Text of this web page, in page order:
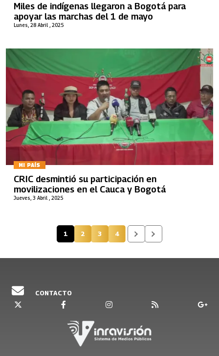
Lunes, 28 Abril , 2025
Miles de indígenas llegaron a Bogotá para
apoyar las marchas del 1 de mayo
MI PAÍS
Jueves, 3 Abril , 2025
CRIC desmintió su participación en
movilizaciones en el Cauca y Bogotá
Página actual
1 Página
2 Página
3 Página
4
CONTACTO